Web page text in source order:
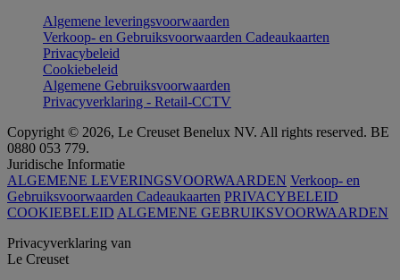
Algemene leveringsvoorwaarden
Verkoop- en Gebruiksvoorwaarden Cadeaukaarten
Privacybeleid
Cookiebeleid
Algemene Gebruiksvoorwaarden
Privacyverklaring - Retail-CCTV
Copyright © 2026, Le Creuset Benelux NV. All rights reserved. BE
0880 053 779.
Juridische Informatie
ALGEMENE LEVERINGSVOORWAARDEN Verkoop- en
Gebruiksvoorwaarden Cadeaukaarten PRIVACYBELEID
COOKIEBELEID ALGEMENE GEBRUIKSVOORWAARDEN
Privacyverklaring van
Le Creuset